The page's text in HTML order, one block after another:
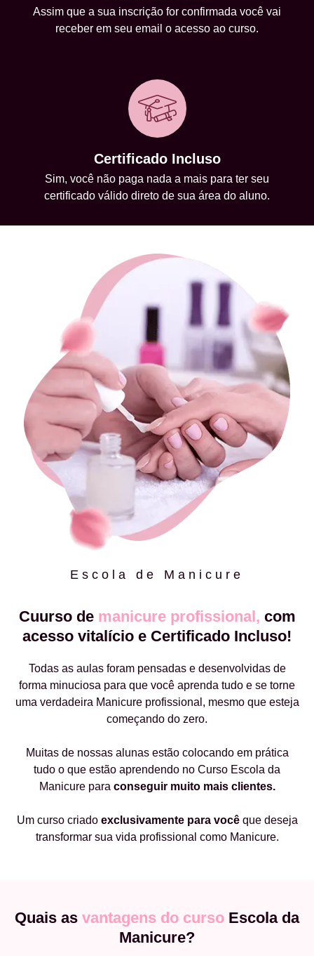
Assim que a sua inscrição for confirmada você vai
receber em seu email o acesso ao curso.
Certificado Incluso
Sim, você não paga nada a mais para ter seu
certificado válido direto de sua área do aluno.
Escola de Manicure
Cuurso de manicure profissional, com
acesso vitalício e Certificado Incluso!
Todas as aulas foram pensadas e desenvolvidas de
forma minuciosa para que você aprenda tudo e se torne
uma verdadeira Manicure profissional, mesmo que esteja
começando do zero.
Muitas de nossas alunas estão colocando em prática
tudo o que estão aprendendo no Curso Escola da
Manicure para conseguir muito mais clientes.
Um curso criado exclusivamente para vocêque deseja
transformar sua vida profissional como Manicure.
Quais as vantagens do curso Escola da
Manicure?